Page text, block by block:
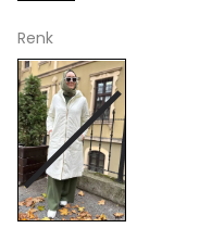
Renk